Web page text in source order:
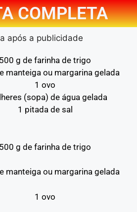
COMPLETA
após a publicidade
500 g de farinha de trigo
manteiga ou margarina gelada
1 ovo
(sopa) de água gelada
1 pitada de sal
500 g de farinha de trigo
manteiga ou margarina gelada
1 ovo